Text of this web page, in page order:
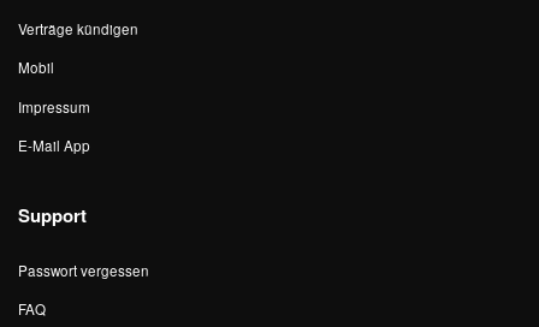
Verträge kündigen
Mobil
Impressum
E-Mail App
Support
Passwort vergessen
FAQ